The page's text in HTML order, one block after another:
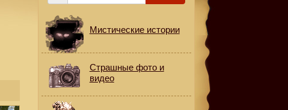
Мистические истории
Страшные фото и
видео